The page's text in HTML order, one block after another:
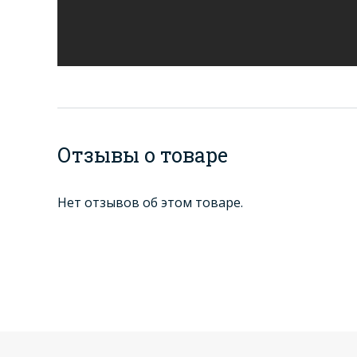
Отзывы о товаре
Нет отзывов об этом товаре.